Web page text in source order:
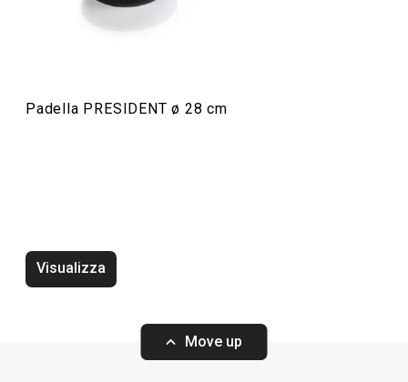
Elettrodomestici
Padella PRESIDENT ø 28 cm
Visualizza
Move up